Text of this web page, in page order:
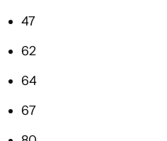
47
62
64
67